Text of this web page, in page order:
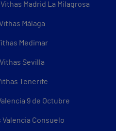
Madrid La Milagrosa
Málaga
Medimar
Sevilla
Tenerife
9 de Octubre
Valencia Consuelo